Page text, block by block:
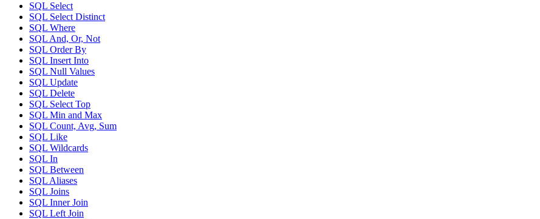
SQL Select
SQL Select Distinct
SQL Where
SQL And, Or, Not
SQL Order By
SQL Insert Into
SQL Null Values
SQL Update
SQL Delete
SQL Select Top
SQL Min and Max
SQL Count, Avg, Sum
SQL Like
SQL Wildcards
SQL In
SQL Between
SQL Aliases
SQL Joins
SQL Inner Join
SQL Left Join